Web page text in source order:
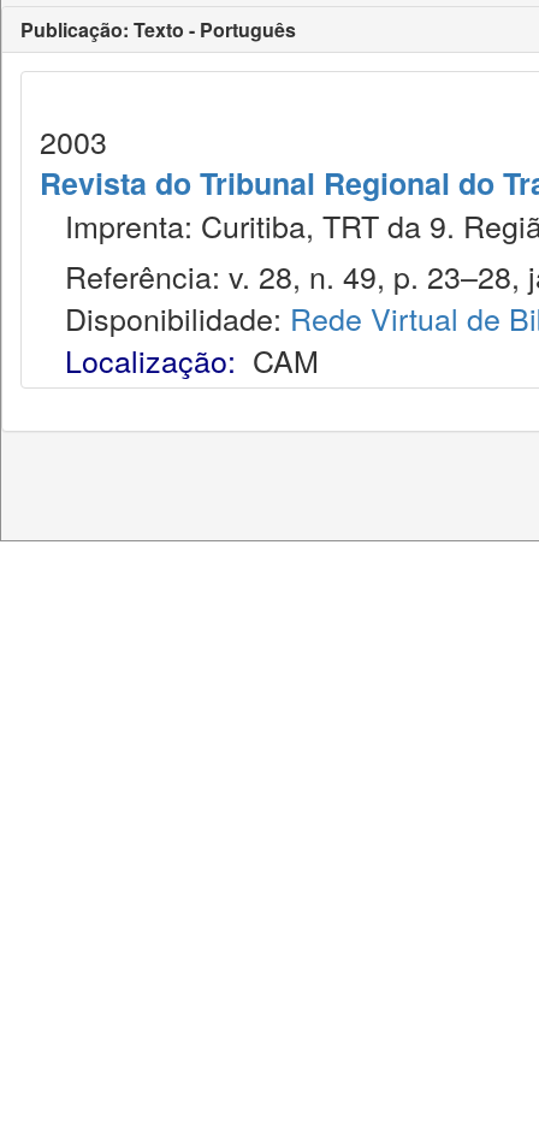
Publicação: Texto - Português
2003
Revista do Tribunal Regional do
Imprenta: Curitiba, TRT da 9.
Referência: v. 28, n. 49, p. 23–28,
Disponibilidade: Rede Virtual de
Localização: CAM